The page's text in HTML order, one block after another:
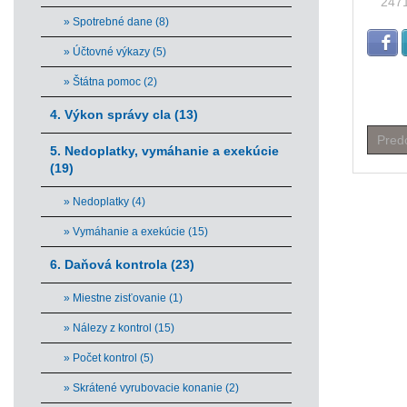
» Spotrebné dane (8)
» Účtovné výkazy (5)
» Štátna pomoc (2)
4. Výkon správy cla (13)
5. Nedoplatky, vymáhanie a exekúcie
(19)
» Nedoplatky (4)
» Vymáhanie a exekúcie (15)
6. Daňová kontrola (23)
» Miestne zisťovanie (1)
» Nálezy z kontrol (15)
» Počet kontrol (5)
» Skrátené vyrubovacie konanie (2)